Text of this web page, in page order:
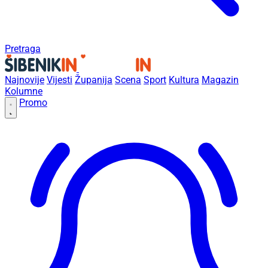
Pretraga
Najnovije Vijesti Županija Scena Sport Kultura Magazin
Kolumne
Promo